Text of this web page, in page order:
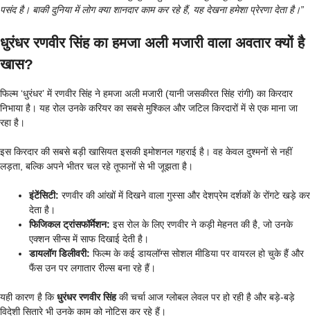
पसंद है। बाकी दुनिया में लोग क्या शानदार काम कर रहे हैं, यह देखना हमेशा प्रेरणा देता है।”
धुरंधर रणवीर सिंह का हमजा अली मजारी वाला अवतार क्यों है
खास?
फिल्म ‘धुरंधर’ में रणवीर सिंह ने हमजा अली मजारी (यानी जसकीरत सिंह रांगी) का किरदार
निभाया है। यह रोल उनके करियर का सबसे मुश्किल और जटिल किरदारों में से एक माना जा
रहा है।
इस किरदार की सबसे बड़ी खासियत इसकी इमोशनल गहराई है। वह केवल दुश्मनों से नहीं
लड़ता, बल्कि अपने भीतर चल रहे तूफानों से भी जूझता है।
इंटेंसिटी: रणवीर की आंखों में दिखने वाला गुस्सा और देशप्रेम दर्शकों के रोंगटे खड़े कर
देता है।
फिजिकल ट्रांसफॉर्मेशन: इस रोल के लिए रणवीर ने कड़ी मेहनत की है, जो उनके
एक्शन सीन्स में साफ दिखाई देती है।
डायलॉग डिलीवरी: फिल्म के कई डायलॉग्स सोशल मीडिया पर वायरल हो चुके हैं और
फैंस उन पर लगातार रील्स बना रहे हैं।
यही कारण है किधुरंधर रणवीर सिंहकी चर्चा आज ग्लोबल लेवल पर हो रही है और बड़े-बड़े
विदेशी सितारे भी उनके काम को नोटिस कर रहे हैं।